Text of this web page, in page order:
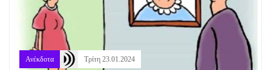
Ανέκδοτα Τρίτη 23.01.2024